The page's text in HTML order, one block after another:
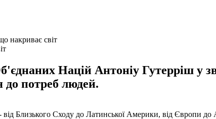
Націй Антоніу Гутерріш у
до потреб людей.
Близького Сходу до Латинської Америки, від Європи до